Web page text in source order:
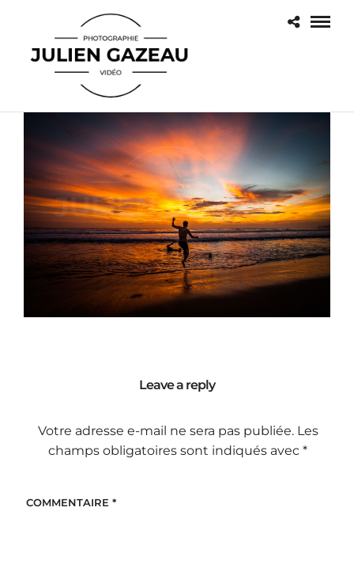
Leave a reply
Votre adresse e-mail ne sera pas publiée. Les
champs obligatoires sont indiqués avec*
COMMENTAIRE *